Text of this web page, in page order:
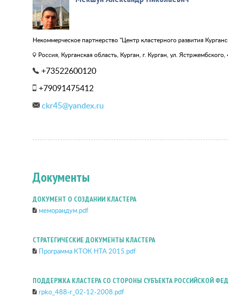
Некоммерческое партнерство "Центр кластерного развития
Россия, Курганская область, Курган, г. Курган, ул. Ястржембского,
+73522600120
+79091475412
ckr45@yandex.ru
Документы
ДОКУМЕНТ О СОЗДАНИИ КЛАСТЕРА
меморандум.pdf
СТРАТЕГИЧЕСКИЕ ДОКУМЕНТЫ КЛАСТЕРА
Программа КТОК НТА 2015.pdf
ПОДДЕРЖКА КЛАСТЕРА СО СТОРОНЫ СУБЪЕКТА РОССИЙСКОЙ
rpko_488-r_02-12-2008.pdf